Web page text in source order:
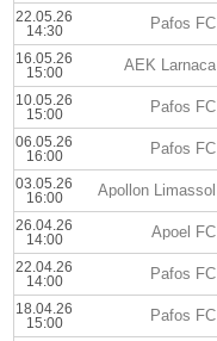
22.05.26
14:30
Pafos FC
16.05.26
15:00
AEK Larnaca
10.05.26
15:00
Pafos FC
06.05.26
16:00
Pafos FC
03.05.26
16:00
Apollon Limassol
26.04.26
14:00
Apoel FC
22.04.26
14:00
Pafos FC
18.04.26
15:00
Pafos FC